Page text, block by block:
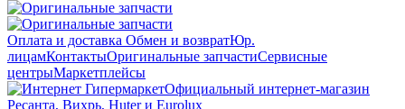
Оплата и доставка Обмен и возвратЮр.
лицамКонтактыОригинальные запчастиСервисные
центрыМаркетплейсы
Официальный интернет-магазин
Ресанта, Вихрь, Huter и Eurolux